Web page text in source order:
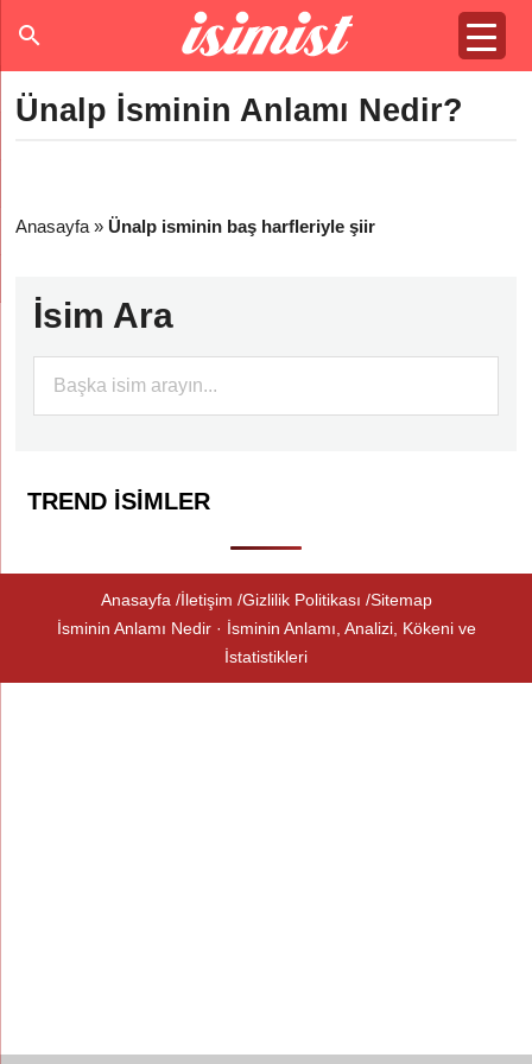
Ünalp İsminin Anlamı Nedir?
Anasayfa » Ünalp isminin baş harfleriyle şiir
İsim Ara
TREND İSIMLER
Anasayfa İletişim Gizlilik Politikası Sitemap
İsminin Anlamı Nedir · İsminin Anlamı, Analizi, Kökeni ve
İstatistikleri